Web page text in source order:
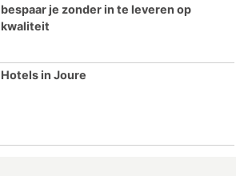
bespaar je zonder in te leveren op
kwaliteit
Hotels in Joure